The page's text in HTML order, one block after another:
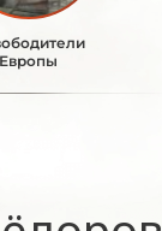
Европы